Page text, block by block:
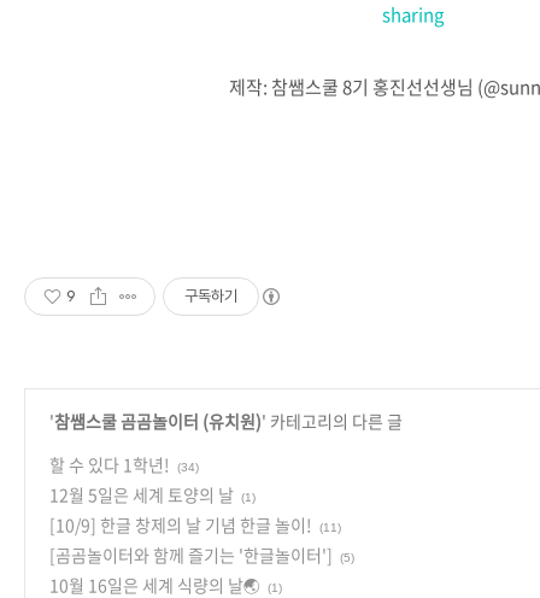
sharing
제작: 참쌤스쿨 8기 홍진선선생님
9 구독하기
'참쌤스쿨 곰곰놀이터 (유치원)' 카테고리의 다른 글
할 수 있다 1학년!
(34)
12월 5일은 세계 토양의 날 (1)
[10/9] 한글 창제의 날 기념 한글 놀이! (11)
[곰곰놀이터와 함께 즐기는 '한글놀이터'] (5)
10월 16일은 세계 식량의 날🌏 (1)